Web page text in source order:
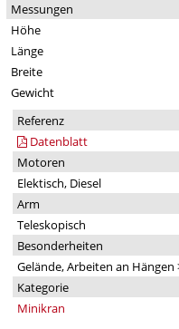
Messungen
Höhe
Länge
Breite
Gewicht
Referenz
Datenblatt
Motoren
Elektisch, Diesel
Arm
Teleskopisch
Besonderheiten
Gelände, Arbeiten an
Kategorie
Minikran